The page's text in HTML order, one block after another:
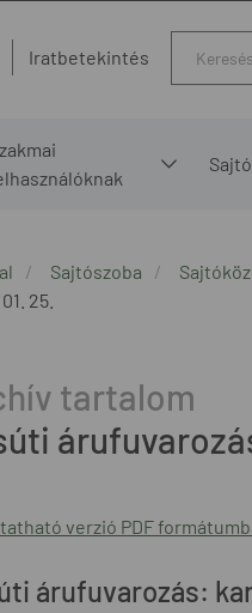
Iratbetekintés
Sajtószoba
25.
verzió PDF
árufuvarozás: